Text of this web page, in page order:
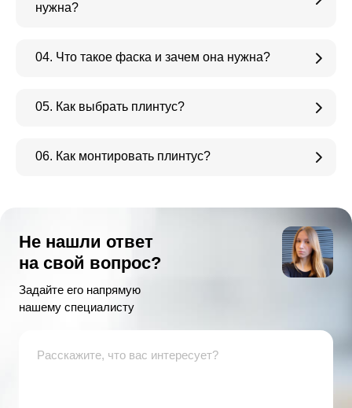
нужна?
04. Что такое фаска и зачем она нужна?
05. Как выбрать плинтус?
06. Как монтировать плинтус?
Не нашли ответ
на свой вопрос?
Задайте его напрямую
нашему специалисту